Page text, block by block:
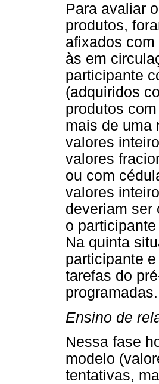
Para avaliar
produtos,
afixados
às em
participante
(adquiridos
produtos
mais de uma
valores
valores
ou com
valores
deveriam ser
o
Na quinta
participante
tarefas do
programadas.
Ensino de
Nessa fase
modelo
tentativas,